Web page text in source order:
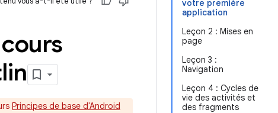
votre première
application
Leçon 2 : Mises en
page
Leçon 3 :
Navigation
Leçon 4 : Cycles de
vie des activités et
des fragments
Principes de base d'Android